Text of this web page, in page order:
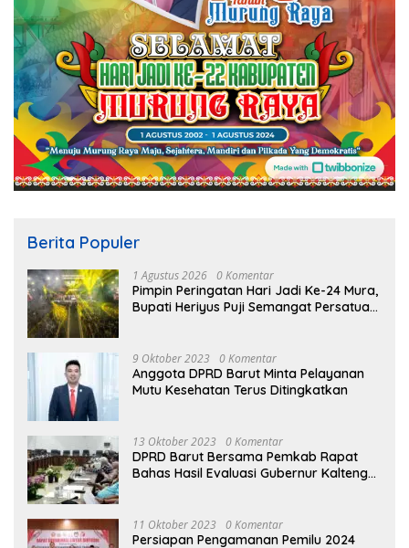
Berita Populer
1 Agustus 2026 0 Komentar
Pimpin Peringatan Hari Jadi Ke-24 Mura,
Bupati Heriyus Puji Semangat Persatuan
9 Oktober 2023 0 Komentar
Anggota DPRD Barut Minta Pelayanan
Mutu Kesehatan Terus Ditingkatkan
13 Oktober 2023 0 Komentar
DPRD Barut Bersama Pemkab Rapat
Bahas Hasil Evaluasi Gubernur Kalteng
11 Oktober 2023 0 Komentar
Persiapan Pengamanan Pemilu 2024